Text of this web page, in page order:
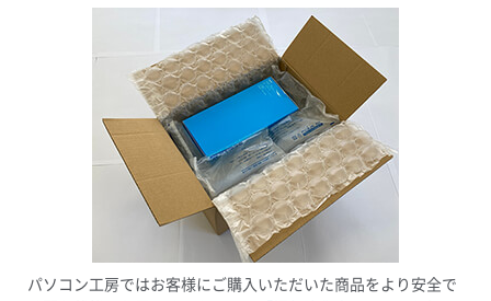
パソコン工房ではお客様にご購入いただいた商品をより安全で